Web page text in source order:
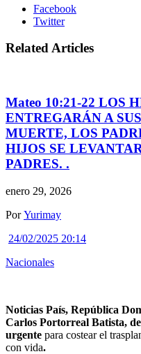
Facebook
Twitter
Related Articles
Mateo 10:21-22 LOS
ENTREGARÁN A
MUERTE, LOS
HIJOS SE
PADRES. .
enero 29, 2026
PorYurimay
24/02/2025 20:14
Nacionales
Noticias País, República
Carlos Portorreal Batista,
urgente para costear el
con vida.